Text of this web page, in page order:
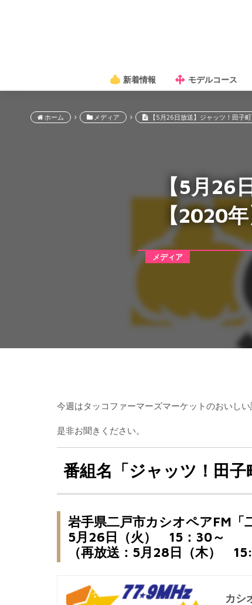
新着情報 モデルコース
ホーム メディア 【5月26日放送】ジャッツ！田子
【5月
【2020年
メディア
今週はタッコファーマーズマーケットのおいしい
是非お聞きください。
番組名「ジャッツ！田
岩手県二戸市カシオペアFM「
5月26日（火） 15：30～
（再放送：5月28日（木）
カシ